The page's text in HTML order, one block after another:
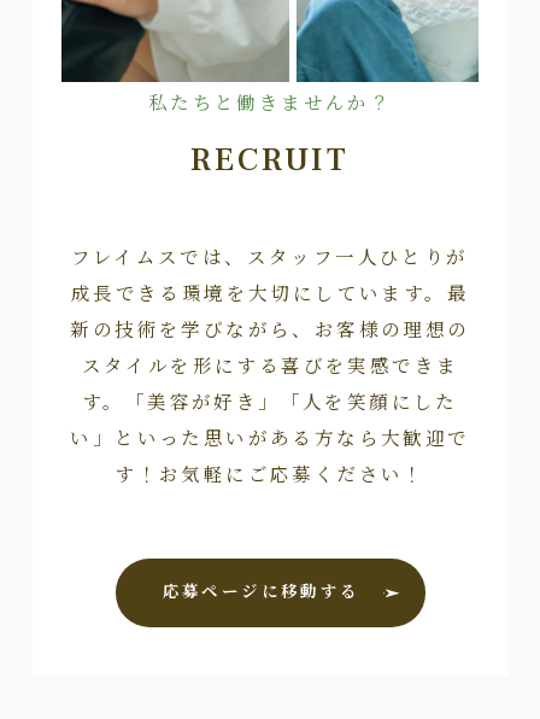
私たちと働きませんか？
RECRUIT
フレイムスでは、スタッフ一人ひとりが
成長できる環境を大切にしています。最
新の技術を学びながら、お客様の理想の
スタイルを形にする喜びを実感できま
す。「美容が好き」「人を笑顔にした
い」といった思いがある方なら大歓迎で
す！お気軽にご応募ください！
応募ページに移動する